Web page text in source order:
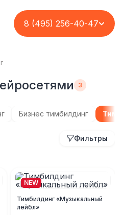
8 (495) 256-40-47
Бизнес тимбилдинг
Фильтры
NEW
Тимбилдинг «Музыкальный
лейбл»